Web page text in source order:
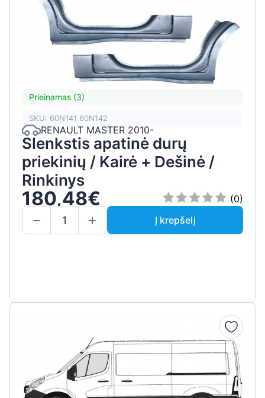
Prieinamas (3)
SKU: 60N141 60N142
RENAULT MASTER 2010-
Slenkstis apatinė durų
priekinių / Kairė + Dešinė /
Rinkinys
180,48€
(0)
Į krepšelį